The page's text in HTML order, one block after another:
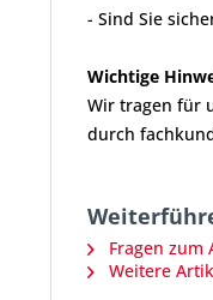
- Sind Sie
Wichtige
Wir tragen für
durch
Fragen zum
Weitere